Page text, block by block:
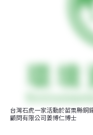
台灣石虎一家活動於苗栗縣銅
顧問有限公司姜博仁博士